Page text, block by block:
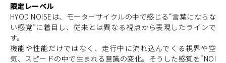
限定レーベル
HYOD NOISEは、モーターサイクルの中で感じる“言葉にならな
い感覚”に着目し、従来とは異なる視点から表現したラインで
す。
機能や性能だけではなく、走行中に流れ込んでくる視界や空
気、スピードの中で生まれる意識の変化。そうした感覚を“NOI